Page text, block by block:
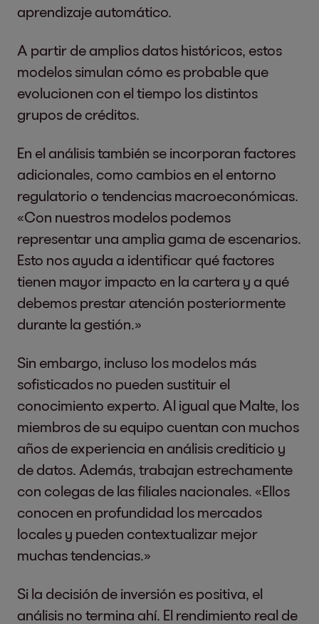
aprendizaje automático.
A partir de amplios datos históricos, estos
modelos simulan cómo es probable que
evolucionen con el tiempo los distintos
grupos de créditos.
En el análisis también se incorporan factores
adicionales, como cambios en el entorno
regulatorio o tendencias macroeconómicas.
«Con nuestros modelos podemos
representar una amplia gama de escenarios.
Esto nos ayuda a identificar qué factores
tienen mayor impacto en la cartera y a qué
debemos prestar atención posteriormente
durante la gestión.»
Sin embargo, incluso los modelos más
sofisticados no pueden sustituir el
conocimiento experto. Al igual que Malte, los
miembros de su equipo cuentan con muchos
años de experiencia en análisis crediticio y
de datos. Además, trabajan estrechamente
con colegas de las filiales nacionales. «Ellos
conocen en profundidad los mercados
locales y pueden contextualizar mejor
muchas tendencias.»
Si la decisión de inversión es positiva, el
análisis no termina ahí. El rendimiento real de